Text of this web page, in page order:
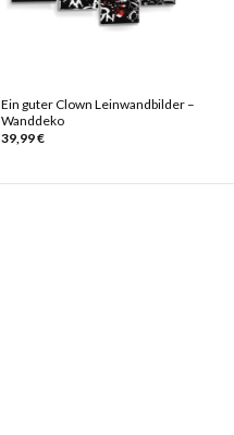
Ein guter Clown Leinwandbilder –
Wanddeko
39,99€